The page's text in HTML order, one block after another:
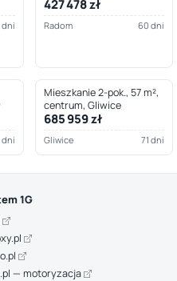
427 478 zł
Radom 60 dni
dni
Mieszkanie 2-pok., 57 m²,
centrum, Gliwice
685 959 zł
Gliwice 71 dni
1G
— motoryzacja